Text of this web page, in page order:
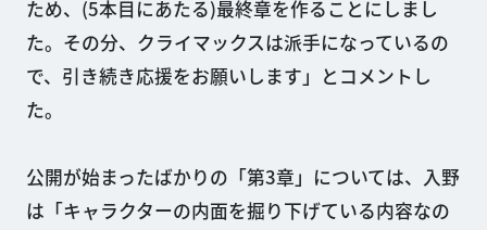
ため、(5本目にあたる)最終章を作ることにしまし
た。その分、クライマックスは派手になっているの
で、引き続き応援をお願いします」とコメントし
た。
公開が始まったばかりの「第3章」については、入野
は「キャラクターの内面を掘り下げている内容なの